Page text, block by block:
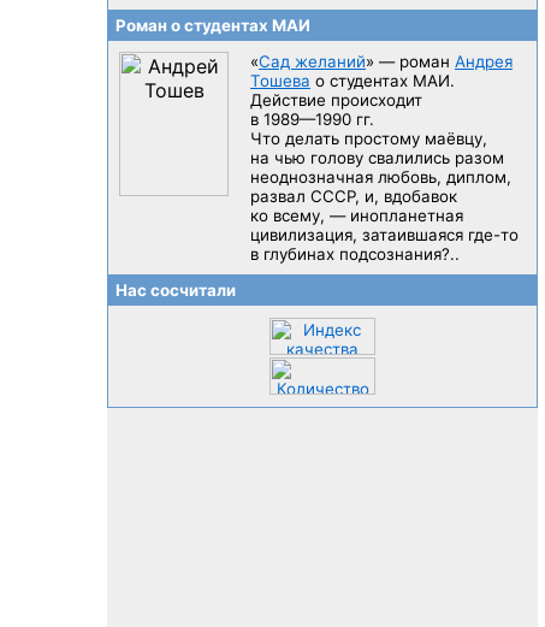
Роман о студентах МАИ
«Сад желаний» — роман Андрея
Тошева о студентах МАИ.
Действие происходит
в 1989—1990 гг.
Что делать простому маёвцу,
на чью голову свалились разом
неоднозначная любовь, диплом,
развал CCCP, и, вдобавок
ко всему, — инопланетная
цивилизация, затаившаяся где-то
в глубинах подсознания?..
Нас сосчитали